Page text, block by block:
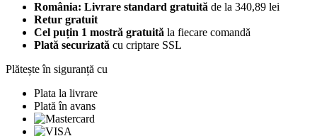
România: Livrare standard gratuită de la 340,89 lei
Retur gratuit
Cel puțin 1 mostră gratuită la fiecare comandă
Plată securizată cu criptare SSL
Plătește în siguranță cu
Plata la livrare
Plată în avans